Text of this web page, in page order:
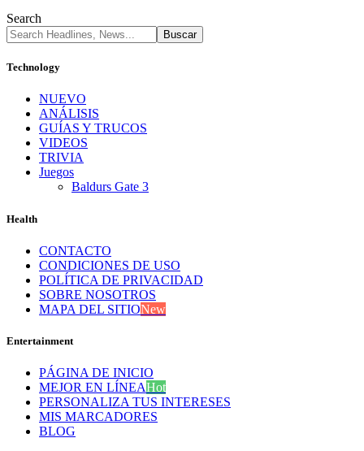
Search
Technology
NUEVO
ANÁLISIS
GUÍAS Y TRUCOS
VIDEOS
TRIVIA
Juegos
Baldurs Gate 3
Health
CONTACTO
CONDICIONES DE USO
POLÍTICA DE PRIVACIDAD
SOBRE NOSOTROS
MAPA DEL SITIONew
Entertainment
PÁGINA DE INICIO
MEJOR EN LÍNEAHot
PERSONALIZA TUS INTERESES
MIS MARCADORES
BLOG